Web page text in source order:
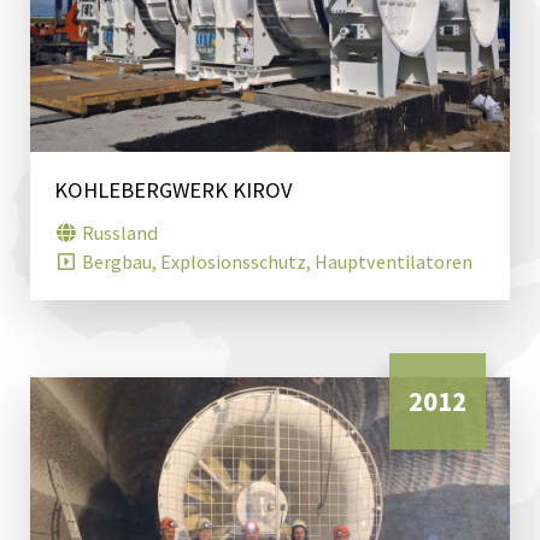
KOHLEBERGWERK KIROV
Russland
Bergbau, Explosionsschutz, Hauptventilatoren
2012